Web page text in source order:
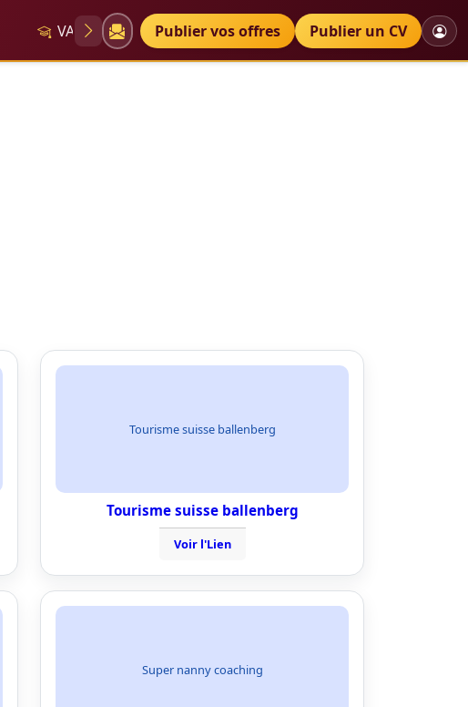
VAE Diplômes Petites annonces
Publier vos offres Publier un CV
Tourisme suisse ballenberg
Tourisme suisse ballenberg
Voir l'Lien
Super nanny coaching